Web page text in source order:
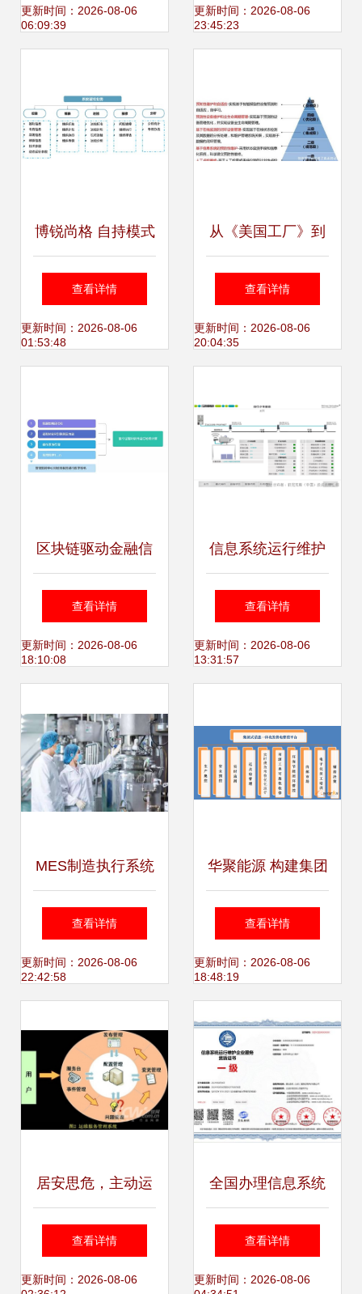
统集成与运维服务
经营
更新时间：2026-08-06
06:09:39
单企业信用透明化
更新时间：2026-08-06
23:45:23
博锐尚格 自持模式
办公楼运营商数字
决策整体解决方案
务
查看详情
更新时间：2026-08-06
01:53:48
从《美国工厂》到
中国工厂 信息系统
运维服务的突围之
查看详情
更新时间：2026-08-06
20:04:35
区块链驱动金融信
息系统的可信安全
及其运维服务体系
查看详情
更新时间：2026-08-06
18:10:08
信息系统运行维护
服务 保障企业数字
化稳定的关键支撑
查看详情
更新时间：2026-08-06
13:31:57
MES制造执行系统
与企业信息系统运
维 效率提升的双引
查看详情
更新时间：2026-08-06
22:42:58
华聚能源 构建集团
化信息一体化多维
度高效生产管控模
实践
查看详情
更新时间：2026-08-06
18:48:19
居安思危，主动运
维 构筑行业子站信
息系统稳健运行的
查看详情
更新时间：2026-08-06
全国办理信息系统
运行维护企业服务
资质证书 一对一服
查看详情
更新时间：2026-08-06